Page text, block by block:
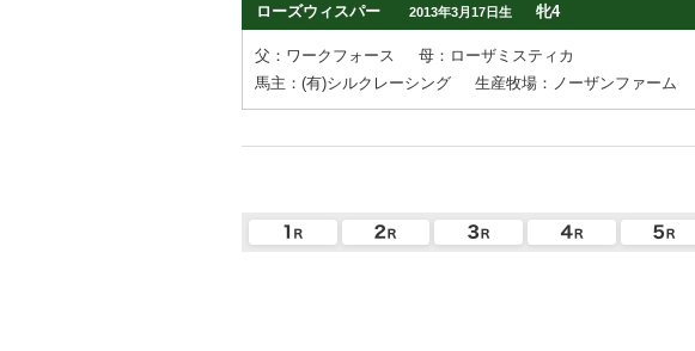
ローズウィスパー
2013年3月17日生 牝4
父：ワークフォース
母：ローザミスティカ
馬主：(有)シルクレーシング
生産牧場：ノーザンファーム